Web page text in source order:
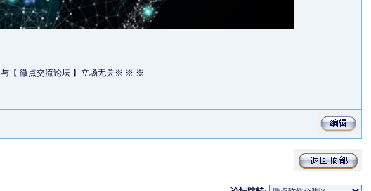
【 微点交流论坛 】立场无关※ ※ ※